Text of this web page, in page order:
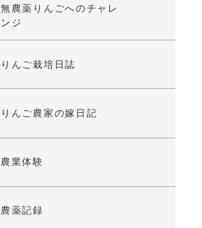
無農薬りんごへのチャレ
ンジ
りんご栽培日誌
りんご農家の嫁日記
農業体験
農薬記録